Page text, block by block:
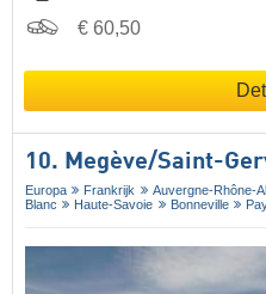
€ 60,50
10. Megève/​Saint-
Europa Frankrijk Auvergne-Rhône-
Blanc
Haute-Savoie Bonneville